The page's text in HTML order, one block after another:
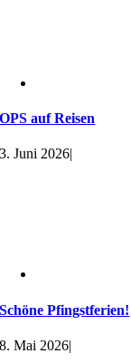
OPS auf Reisen
3. Juni 2026|
Schöne Pfingstferien!
8. Mai 2026|